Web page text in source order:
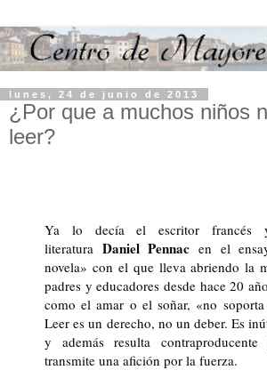
lunes, 24 de junio de 2013
¿Por que a muchos niños
leer?
Ya lo decía el escritor francés
literaturaDaniel Pennac en el
novela» con el que lleva abriendo la
padres y educadores desde hace 20
como el amar o el soñar, «no
Leer es un derecho, no un deber. Es
y además resulta
transmite una afición por la fuerza.